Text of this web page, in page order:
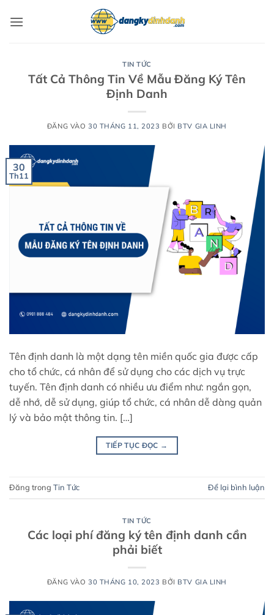
qua
TIN TỨC
Tất Cả Thông Tin Về Mẫu Đăng Ký Tên
Định Danh
ĐĂNG VÀO 30 THÁNG 11, 2023 BỞI BTV GIA LINH
30
Th11
Tên định danh là một dạng tên miền quốc gia được cấp
cho tổ chức, cá nhân để sử dụng cho các dịch vụ trực
tuyến. Tên định danh có nhiều ưu điểm như: ngắn gọn,
dễ nhớ, dễ sử dụng, giúp tổ chức, cá nhân dễ dàng quản
lý và bảo mật thông tin. […]
TIẾP TỤC ĐỌC →
Đăng trong Tin Tức Để lại bình luận
TIN TỨC
Các loại phí đăng ký tên định danh cần
phải biết
ĐĂNG VÀO 30 THÁNG 10, 2023 BỞI BTV GIA LINH